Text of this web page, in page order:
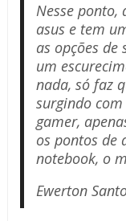
Nesse ponto,
asus e tem
as opções de
um
nada, só faz
surgindo
gamer,
os pontos de
notebook, o
Ewerton